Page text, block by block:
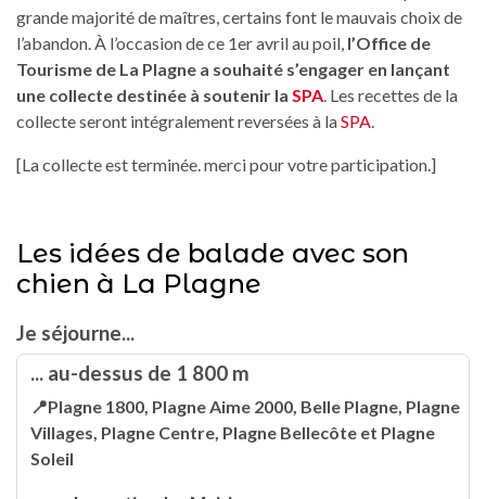
grande majorité de maîtres, certains font le mauvais choix de
l’abandon. À l’occasion de ce 1er avril au poil, l’Office de
Tourisme de La Plagne a souhaité s’engager en lançant
une collecte destinée à soutenir la SPA. Les recettes de la
collecte seront intégralement reversées à laSPA.
[La collecte est terminée. merci pour votre participation.]
Les idées de balade avec son
chien à La Plagne
Je séjourne...
... au-dessus de 1 800 m
📍Plagne 1800, Plagne Aime 2000, Belle Plagne, Plagne
Villages, Plagne Centre, Plagne Bellecôte et Plagne
Soleil